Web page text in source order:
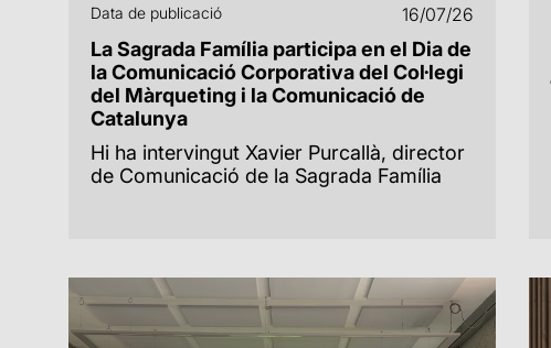
Data de publicació 16/07/26
La Sagrada Família participa en el Dia de
la Comunicació Corporativa del Col·legi
del Màrqueting i la Comunicació de
Catalunya
Hi ha intervingut Xavier Purcallà, director
de Comunicació de la Sagrada Família